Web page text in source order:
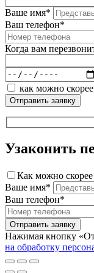
Ваше имя*
Ваш телефон*
Когда вам
как можно скорее
Узаконить
Как можно скорее
Ваше имя*
Ваш телефон*
Нажимая кнопку
на обработку